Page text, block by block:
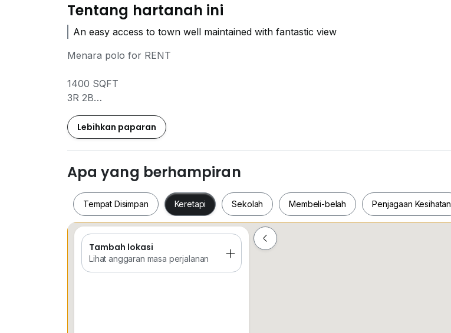
Tentang hartanah ini
An easy access to town well maintained with fantastic view
Menara polo for RENT
1400 SQFT
3R 2B
CLEAN ENVIROMENT
1 PARKING
EASY ACCESS TO TOWN
FOR VIEWING PLS CONTACT:
NORIN | REN17934
0*****
AZMI ESTATE AGENCY SDN BHD
Lebihkan paparan
Apa yang berhampiran
Tempat Disimpan Keretapi Sekolah Membeli-belah Penjagaan Kesihatan
Tempat Disimpan Sekolah
Tambah lokasi
Lihat anggaran masa perjalanan